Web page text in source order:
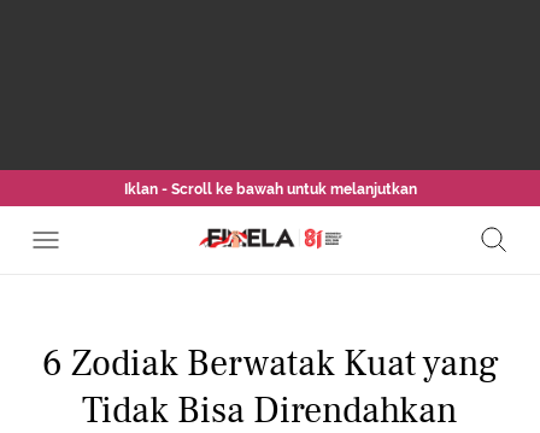
Iklan - Scroll ke bawah untuk melanjutkan
6 Zodiak Berwatak Kuat yang
Tidak Bisa Direndahkan